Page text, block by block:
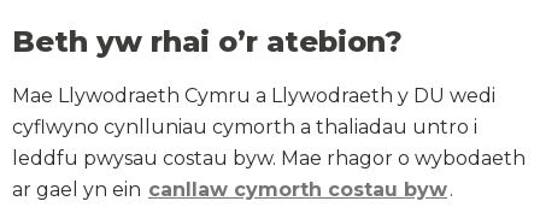
Beth yw rhai o’r atebion?
Mae Llywodraeth Cymru a Llywodraeth y DU wedi
cyflwyno cynlluniau cymorth a thaliadau untro i
leddfu pwysau costau byw. Mae rhagor o wybodaeth
ar gael yn ein canllaw cymorth costau byw.